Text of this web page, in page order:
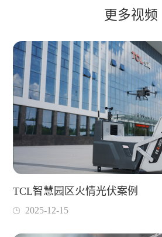
更多视频
TCL智慧园区火情光伏案例
2025-12-15